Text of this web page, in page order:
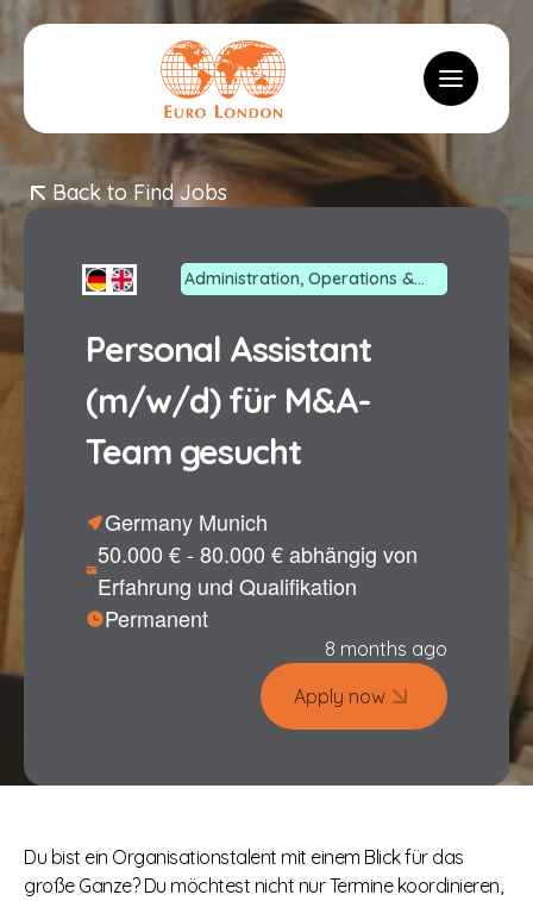
Toggle
Back to Find Jobs
Administration, Operations &
Personal Assistant
(m/w/d) für M&A-
Team gesucht
Germany Munich
50.000 € - 80.000 € abhängig von
Erfahrung und Qualifikation
Permanent
8 months ago
Apply now
Du bist ein Organisationstalent mit einem Blick für das
große Ganze? Du möchtest nicht nur Termine koordinieren,